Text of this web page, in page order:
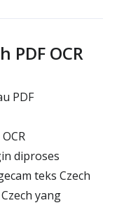
PDF OCR
PDF
diproses
teks Czech
yang